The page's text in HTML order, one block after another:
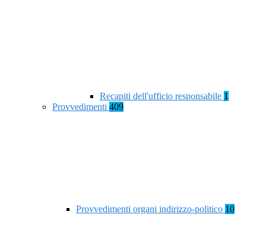
Recapiti dell'ufficio responsabile 1
Provvedimenti 409
Provvedimenti organi indirizzo-politico 10